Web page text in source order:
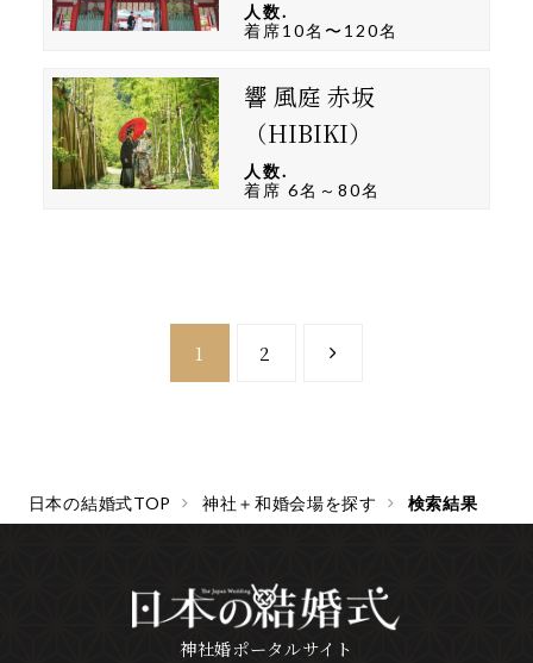
日本の結婚式TOP 神社＋和婚会場を探す 検索結果
人数.
着席10名〜120名
響 風庭 赤坂
（HIBIKI）
人数.
着席 6名～80名
1 2
神社婚ポータルサイト